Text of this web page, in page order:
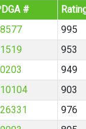
#
995
953
949
903
976